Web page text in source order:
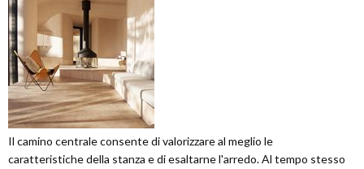
Il camino centrale consente di valorizzare al meglio le
caratteristiche della stanza e di esaltarne l'arredo. Al tempo stesso